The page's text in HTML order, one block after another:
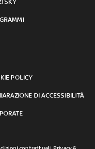
SKY
POLICY
DI ACCESSIBILITÀ